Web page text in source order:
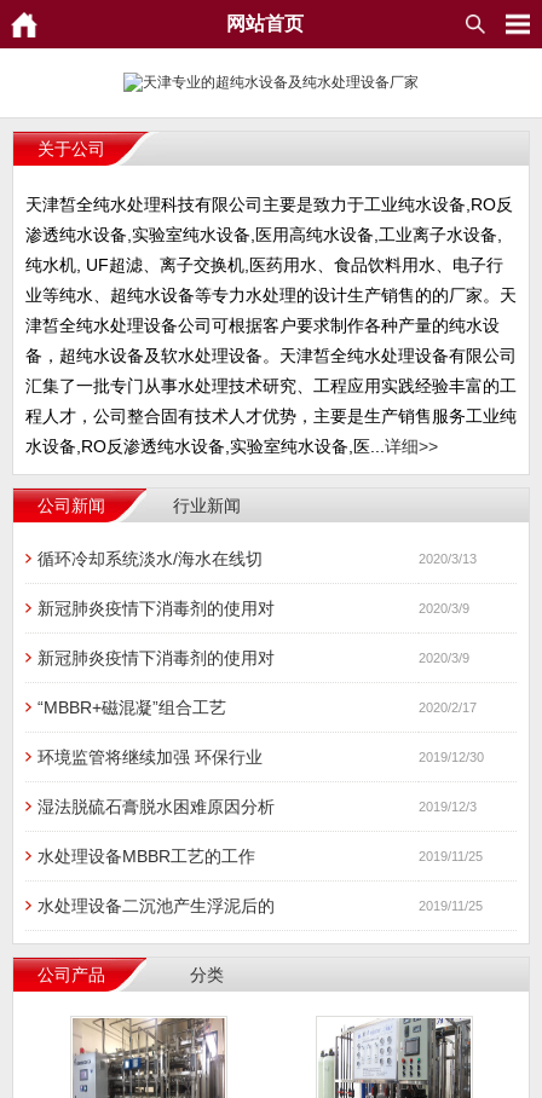
网站首页
关于公司
天津皙全纯水处理科技有限公司主要是致力于工业纯水设备,RO反
渗透纯水设备,实验室纯水设备,医用高纯水设备,工业离子水设备,
纯水机, UF超滤、离子交换机,医药用水、食品饮料用水、电子行
业等纯水、超纯水设备等专力水处理的设计生产销售的的厂家。天
津皙全纯水处理设备公司可根据客户要求制作各种产量的纯水设
备，超纯水设备及软水处理设备。天津皙全纯水处理设备有限公司
汇集了一批专门从事水处理技术研究、工程应用实践经验丰富的工
程人才，公司整合固有技术人才优势，主要是生产销售服务工业纯
水设备,RO反渗透纯水设备,实验室纯水设备,医... 详细>>
公司新闻 行业新闻
循环冷却系统淡水/海水在线切 2020/3/13
新冠肺炎疫情下消毒剂的使用对 2020/3/9
新冠肺炎疫情下消毒剂的使用对 2020/3/9
“MBBR+磁混凝”组合工艺 2020/2/17
环境监管将继续加强 环保行业 2019/12/30
湿法脱硫石膏脱水困难原因分析 2019/12/3
水处理设备MBBR工艺的工作 2019/11/25
水处理设备二沉池产生浮泥后的 2019/11/25
公司产品 分类